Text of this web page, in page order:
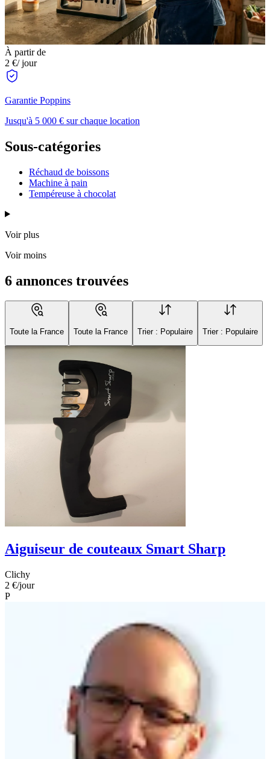
À partir de
2 €/ jour
Garantie Poppins
Jusqu'à 5 000 € sur chaque location
Sous-catégories
Réchaud de boissons
Machine à pain
Tempéreuse à chocolat
Voir plus
Voir moins
6 annonces trouvées
Toute la France Toute la France Trier : Populaire Trier : Populaire
Aiguiseur de couteaux Smart Sharp
Clichy
2 €/jour
P